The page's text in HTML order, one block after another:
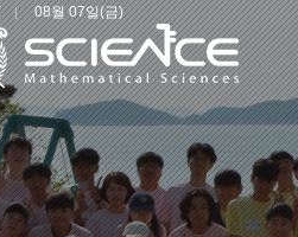
08월 07일(금)